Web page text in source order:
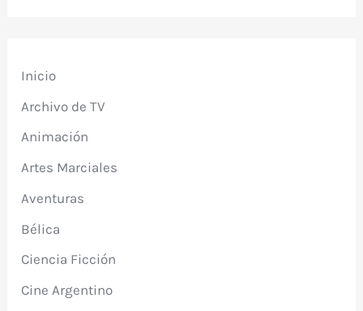
Inicio
Archivo de TV
Animación
Artes Marciales
Aventuras
Bélica
Ciencia Ficción
Cine Argentino